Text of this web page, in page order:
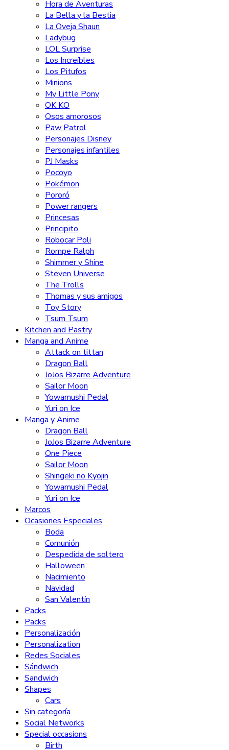
Hora de Aventuras
La Bella y la Bestia
La Oveja Shaun
Ladybug
LOL Surprise
Los Increíbles
Los Pitufos
Minions
My Little Pony
OK KO
Osos amorosos
Paw Patrol
Personajes Disney
Personajes infantiles
PJ Masks
Pocoyo
Pokémon
Pororó
Power rangers
Princesas
Principito
Robocar Poli
Rompe Ralph
Shimmer y Shine
Steven Universe
The Trolls
Thomas y sus amigos
Toy Story
Tsum Tsum
Kitchen and Pastry
Manga and Anime
Attack on tittan
Dragon Ball
JoJos Bizarre Adventure
Sailor Moon
Yowamushi Pedal
Yuri on Ice
Manga y Anime
Dragon Ball
JoJos Bizarre Adventure
One Piece
Sailor Moon
Shingeki no Kyojin
Yowamushi Pedal
Yuri on Ice
Marcos
Ocasiones Especiales
Boda
Comunión
Despedida de soltero
Halloween
Nacimiento
Navidad
San Valentín
Packs
Packs
Personalización
Personalization
Redes Sociales
Sándwich
Sandwich
Shapes
Cars
Sin categoría
Social Networks
Special occasions
Birth